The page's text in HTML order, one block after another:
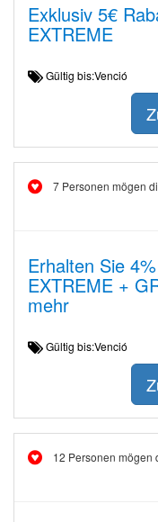
Exklusiv 5€
EXTREME
Gültig bis:Venció
7 Personen mögen
Erhalten Sie
EXTREME +
mehr
Gültig bis:Venció
12 Personen mögen